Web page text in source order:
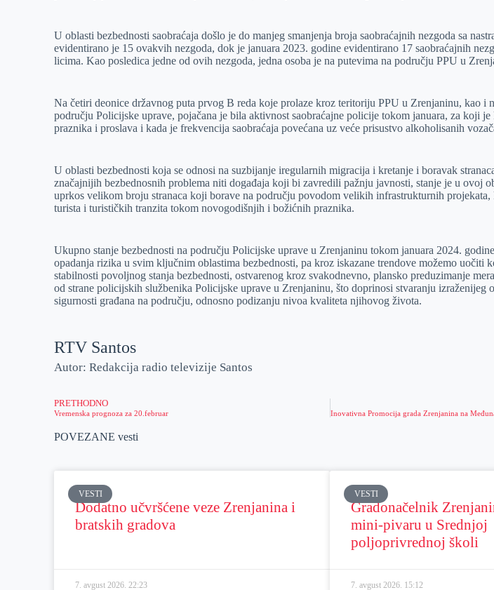
U oblasti bezbednosti saobraćaja došlo je do manjeg smanjenja broja saobraćajnih nezgoda sa
evidentirano je 15 ovakvih nezgoda, dok je januara 2023. godine evidentirano 17 saobraćajnih
licima. Kao posledica jedne od ovih nezgoda, jedna osoba je na putevima na području PPU u
Na četiri deonice državnog puta prvog B reda koje prolaze kroz teritoriju PPU u Zrenjaninu, kao i
području Policijske uprave, pojačana je bila aktivnost saobraćajne policije tokom januara, za koji
praznika i proslava i kada je frekvencija saobraćaja povećana uz veće prisustvo alkoholisanih
U oblasti bezbednosti koja se odnosi na suzbijanje iregularnih migracija i kretanje i boravak
značajnijih bezbednosnih problema niti događaja koji bi zavredili pažnju javnosti, stanje je u ovoj
uprkos velikom broju stranaca koji borave na području povodom velikih infrastrukturnih projekata,
turista i turističkih tranzita tokom novogodišnjih i božićnih praznika.
Ukupno stanje bezbednosti na području Policijske uprave u Zrenjaninu tokom januara 2024.
opadanja rizika u svim ključnim oblastima bezbednosti, pa kroz iskazane trendove možemo uočiti
stabilnosti povoljnog stanja bezbednosti, ostvarenog kroz svakodnevno, plansko preduzimanje
od strane policijskih službenika Policijske uprave u Zrenjaninu, što doprinosi stvaranju izraženijeg
sigurnosti građana na području, odnosno podizanju nivoa kvaliteta njihovog života.
RTV Santos
Autor: Redakcija radio televizije Santos
PRETHODNO
Vremenska prognoza za 20.februar
POVEZANE vesti
VESTI
Dodatno učvršćene veze Zrenjanina i
bratskih gradova
7. avgust 2026. 22:23
VESTI
Gradonačelnik
mini-pivaru u Srednjoj
poljoprivrednoj školi
7. avgust 2026. 15:12